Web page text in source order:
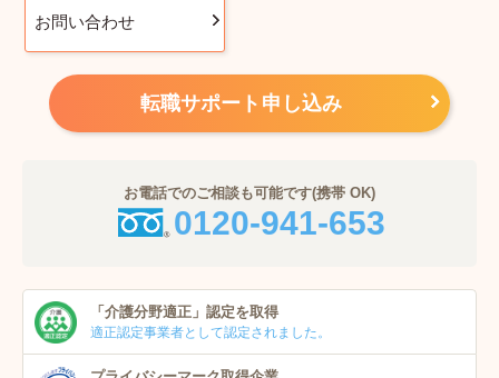
お問い合わせ
転職サポート申し込み
お電話でのご相談も可能です(携帯 OK)
0120-941-653
「介護分野適正」 認定を取得
適正認定事業者として認定されました。